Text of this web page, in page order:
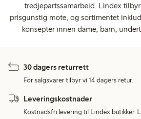
tredjepartssamarbeid. Lindex
prisgunstig mote, og sortimentet
konsepter innen dame, barn,
30 dagers returrett
For salgsvarer tilbyr vi 14 dagers retur.
Leveringskostnader
Kostnadsfri levering til Lindex butikker.